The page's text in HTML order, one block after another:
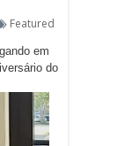
Featured
em
do